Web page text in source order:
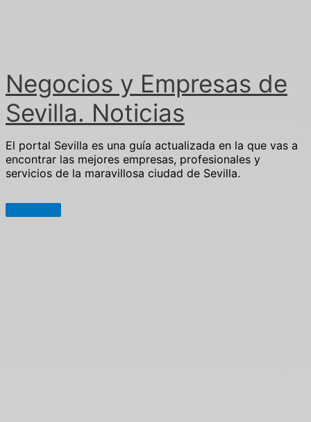
Negocios y Empresas de
Sevilla. Noticias
El portal Sevilla es una guía actualizada en la que vas a
encontrar las mejores empresas, profesionales y
servicios de la maravillosa ciudad de Sevilla.
Menú